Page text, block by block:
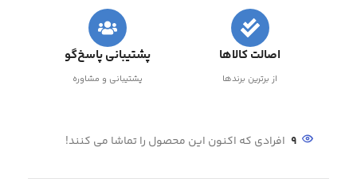
اصالت کالاها
از برترین برندها
پشتیبانی پاسخ‌گو
پشتیبانی و مشاوره
9 افرادی که اکنون این محصول را تماشا می کنند!